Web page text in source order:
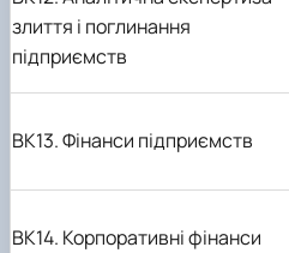
злиття і поглинання
підприємств
ВК13. Фінанси підприємств
ВК14. Корпоративні фінанси